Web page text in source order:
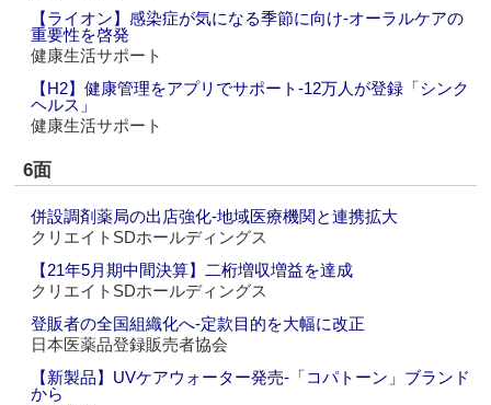
【ライオン】感染症が気になる季節に向け‐オーラルケアの
重要性を啓発
健康生活サポート
【H2】健康管理をアプリでサポート‐12万人が登録「シンク
ヘルス」
健康生活サポート
6面
併設調剤薬局の出店強化‐地域医療機関と連携拡大
クリエイトSDホールディングス
【21年5月期中間決算】二桁増収増益を達成
クリエイトSDホールディングス
登販者の全国組織化へ‐定款目的を大幅に改正
日本医薬品登録販売者協会
【新製品】UVケアウォーター発売‐「コパトーン」ブランド
から